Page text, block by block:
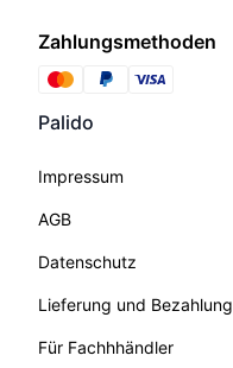
Zahlungsmethoden
Palido
Impressum
AGB
Datenschutz
Lieferung und Bezahlung
Für Fachhhändler